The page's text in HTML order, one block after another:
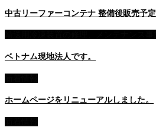
中古リーファーコンテナ 整備後販売予定
ベトナム現地法人です。
ホームページをリニューアルしました。